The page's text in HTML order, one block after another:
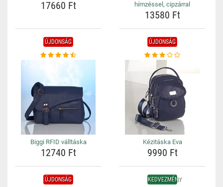
17660 Ft hímzéssel, cipzárral
13580 Ft
ÚJDONSÁG
Biggi RFID válltáska
12740 Ft
ÚJDONSÁG
Kézitáska Eva
9990 Ft
ÚJDONSÁG KEDVEZMÉNY